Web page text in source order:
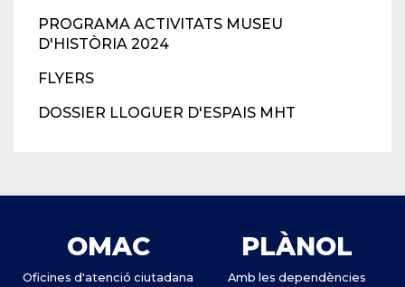
PROGRAMA ACTIVITATS MUSEU
D'HISTÒRIA 2024
FLYERS
DOSSIER LLOGUER D'ESPAIS MHT
OMAC
Oficines d'atenció ciutadana
PLÀNOL
Amb les dependències